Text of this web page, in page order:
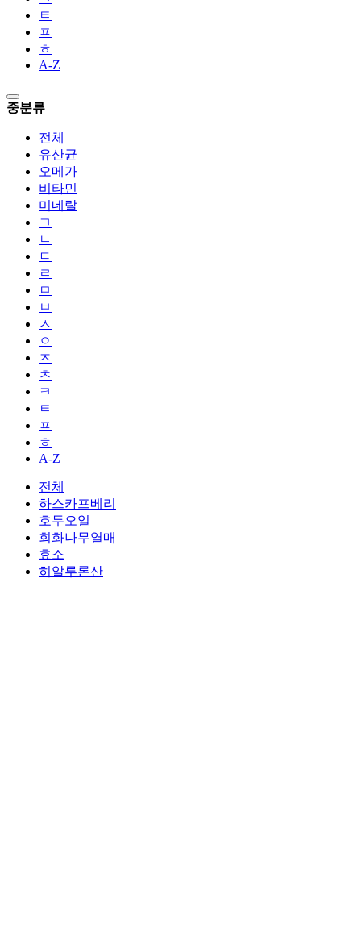
ㅌ
ㅍ
ㅎ
A-Z
중분류
전체
유산균
오메가
비타민
미네랄
ㄱ
ㄴ
ㄷ
ㄹ
ㅁ
ㅂ
ㅅ
ㅇ
ㅈ
ㅊ
ㅋ
ㅌ
ㅍ
ㅎ
A-Z
전체
하스카프베리
호두오일
회화나무열매
효소
히알루론산